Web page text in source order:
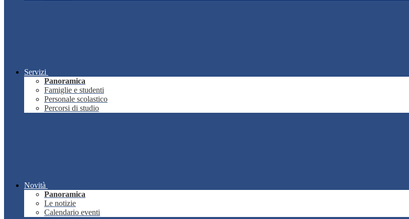
Servizi
Panoramica
Famiglie e studenti
Personale scolastico
Percorsi di studio
Novità
Panoramica
Le notizie
Calendario eventi